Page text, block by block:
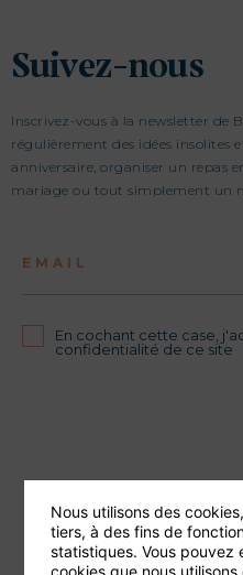
Suivez-nous
Inscrivez-vous à la newsletter de
régulièrement des idées insolites
anniversaire, organiser un repas
mariage ou tout simplement un
EMAIL
En cochant cette case,
confidentialité de ce site
Foire
Nous utilisons des
tiers, à des fins de
statistiques. Vous pouvez
cookies que nous